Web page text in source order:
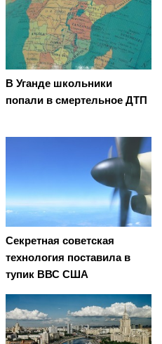
В Уганде школьники
попали в смертельное ДТП
Секретная советская
технология поставила в
тупик ВВС США